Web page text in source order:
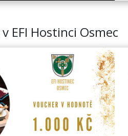
EFI Hostinci Osmec